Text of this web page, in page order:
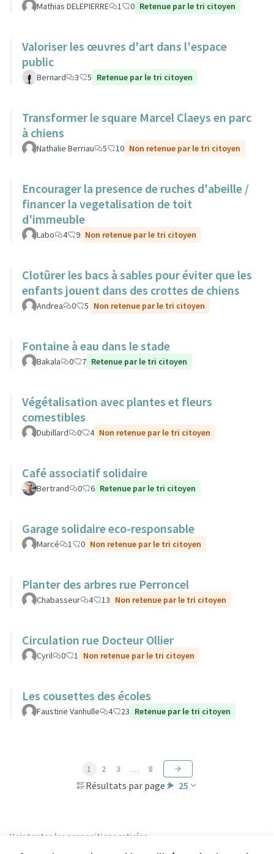
Mathias DELEPIERRE 1 0 Retenue par le tri citoyen
Valoriser les œuvres d'art dans l'espace
public
Bernard 3 5 Retenue par le tri citoyen
Transformer le square Marcel Claeys en parc
à chiens
Nathalie Berriau 5 10 Non retenue par le tri citoyen
Encourager la presence de ruches d'abeille /
financer la vegetalisation de toit
d'immeuble
Labo 4 9 Non retenue par le tri citoyen
Clotûrer les bacs à sables pour éviter que les
enfants jouent dans des crottes de chiens
Andrea 0 5 Non retenue par le tri citoyen
Fontaine à eau dans le stade
Bakala 0 7 Retenue par le tri citoyen
Végétalisation avec plantes et fleurs
comestibles
Dubillard 0 4 Non retenue par le tri citoyen
Café associatif solidaire
Bertrand 0 6 Retenue par le tri citoyen
Garage solidaire eco-responsable
Marcé 1 0 Non retenue par le tri citoyen
Planter des arbres rue Perroncel
Chabasseur 4 13 Non retenue par le tri citoyen
Circulation rue Docteur Ollier
Cyril 0 1 Non retenue par le tri citoyen
Les cousettes des écoles
Faustine Vanhulle 4 23 Retenue par le tri citoyen
Résultats par page : 25
1 2 3 … 8
Voir toutes les propositions retirées